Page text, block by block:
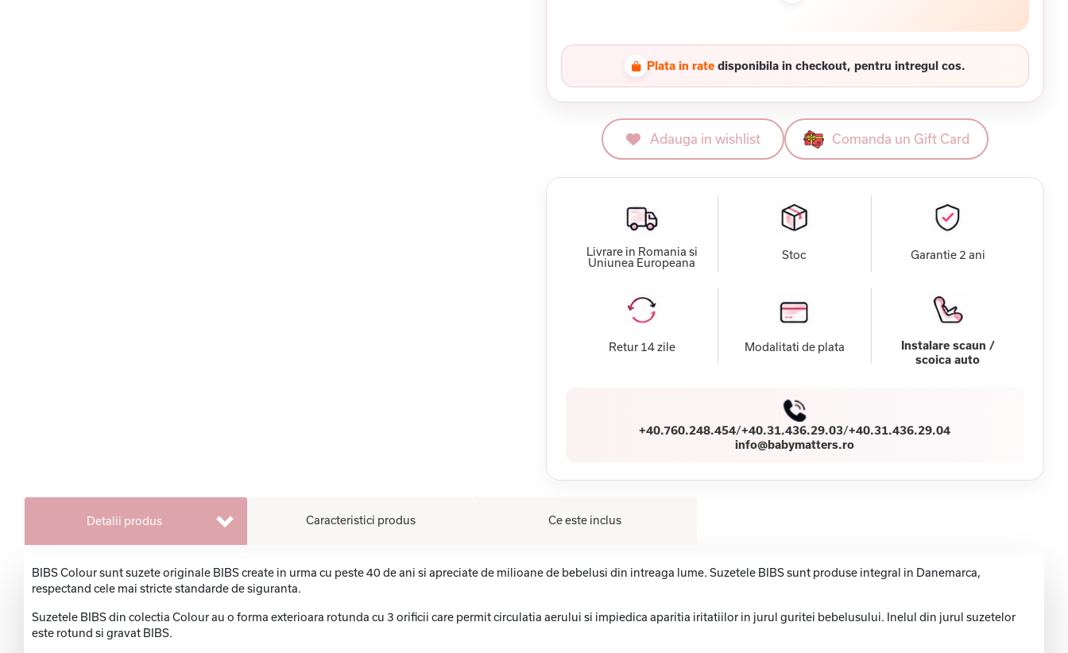
Plata in rate disponibila in checkout, pentru intregul cos.
Adauga in wishlist Comanda un Gift Card
Livrare in Romania si
Uniunea Europeana
Stoc Garantie 2 ani
Retur 14 zile Modalitati de plata
Instalare scaun /
scoica auto
+40.760.248.454/+40.31.436.29.03/+40.31.436.29.04
info@babymatters.ro
Detalii produs Caracteristici produs Ce este inclus
BIBS Colour sunt suzete originale BIBS create in urma cu peste 40 de ani si apreciate de milioane de bebelusi din intreaga lume. Suzetele BIBS sunt produse integral in Danemarca,
respectand cele mai stricte standarde de siguranta.
Suzetele BIBS din colectia Colour au o forma exterioara rotunda cu 3 orificii care permit circulatia aerului si impiedica aparitia iritatiilor in jurul guritei bebelusului. Inelul din jurul suzetelor
este rotund si gravat BIBS.